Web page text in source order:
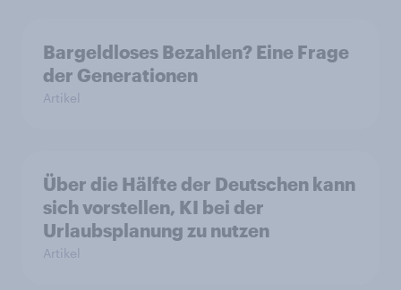
Bargeldloses Bezahlen? Eine Frage
der Generationen
Artikel
Über die Hälfte der Deutschen kann
sich vorstellen, KI bei der
Urlaubsplanung zu nutzen
Artikel